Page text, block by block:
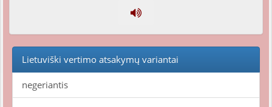
Lietuviški vertimo atsakymų variantai
negeriantis